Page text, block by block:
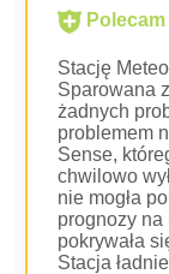
Stację
Sparowana
żadnych
problemem
Sense,
chwilowo
nie mogła
prognozy
pokrywała
Stacja